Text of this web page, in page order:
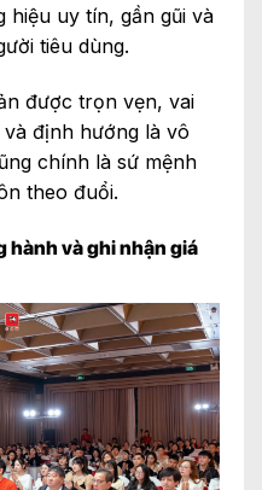
hiệu uy tín, gần gũi và
tiêu dùng.
được trọn vẹn, vai
định hướng là vô
chính là sứ mệnh
theo đuổi.
hành và ghi nhận giá